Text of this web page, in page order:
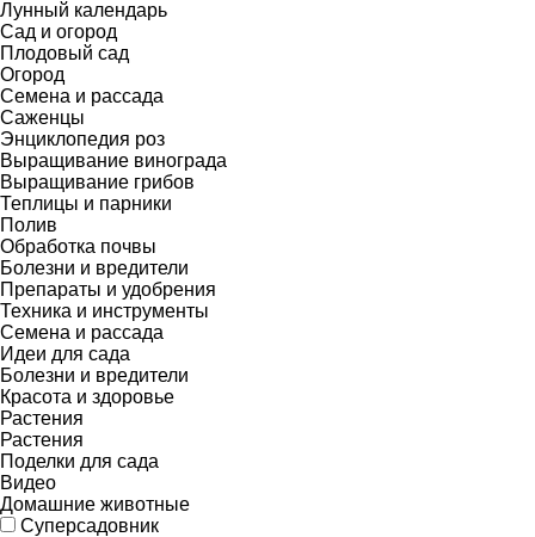
Лунный календарь
Сад и огород
Плодовый сад
Огород
Семена и рассада
Саженцы
Энциклопедия роз
Выращивание винограда
Выращивание грибов
Теплицы и парники
Полив
Обработка почвы
Болезни и вредители
Препараты и удобрения
Техника и инструменты
Семена и рассада
Идеи для сада
Болезни и вредители
Красота и здоровье
Растения
Растения
Поделки для сада
Видео
Домашние животные
Суперсадовник